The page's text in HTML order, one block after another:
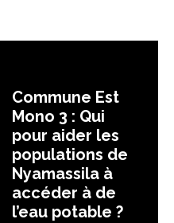
Commune Est
Mono 3 : Qui
pour aider les
populations de
Nyamassila à
accéder à de
l’eau potable ?